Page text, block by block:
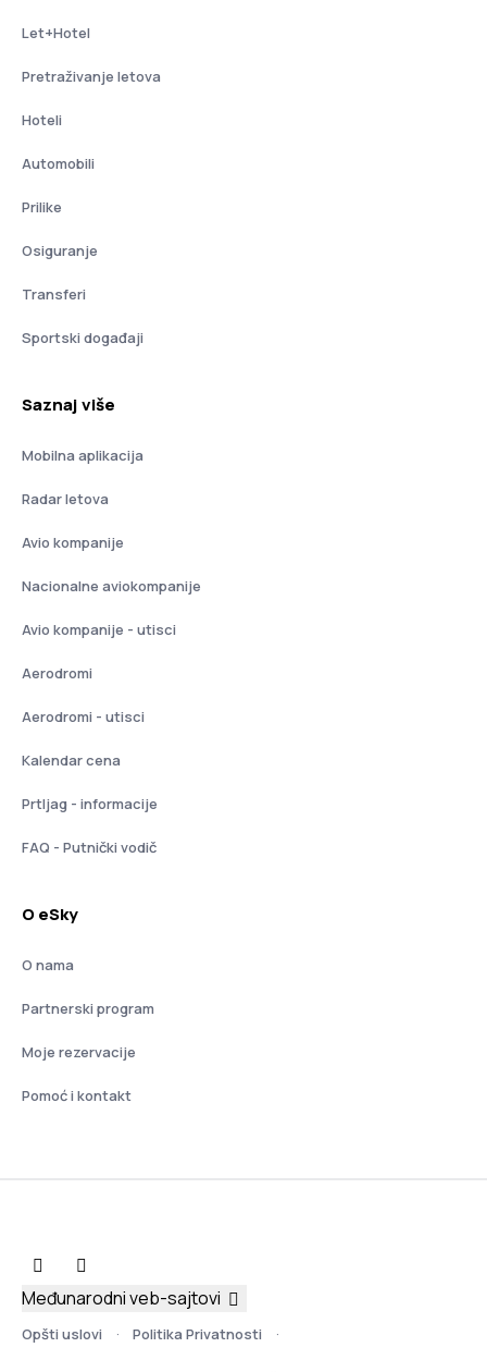
Let+Hotel
Pretraživanje letova
Hoteli
Automobili
Prilike
Osiguranje
Transferi
Sportski događaji
Saznaj više
Mobilna aplikacija
Radar letova
Avio kompanije
Nacionalne aviokompanije
Avio kompanije - utisci
Aerodromi
Aerodromi - utisci
Kalendar cena
Prtljag - informacije
FAQ - Putnički vodič
O eSky
O nama
Partnerski program
Moje rezervacije
Pomoć i kontakt
Opšti uslovi Politika Privatnosti
Međunarodni veb-sajtovi